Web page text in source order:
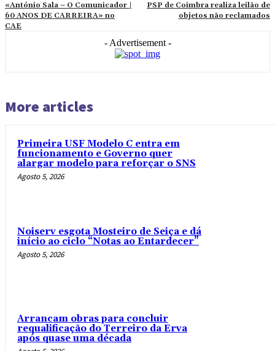
«António Sala – O Comunicador |
60 ANOS DE CARREIRA» no
CAE
PSP de Coimbra realiza leilão de
objetos não reclamados
- Advertisement -
More articles
Primeira USF Modelo C entra em
funcionamento e Governo quer
alargar modelo para reforçar o SNS
Agosto 5, 2026
Noiserv esgota Mosteiro de Seiça e dá
início ao ciclo “Notas ao Entardecer”
Agosto 5, 2026
Arrancam obras para concluir
requalificação do Terreiro da Erva
após quase uma década